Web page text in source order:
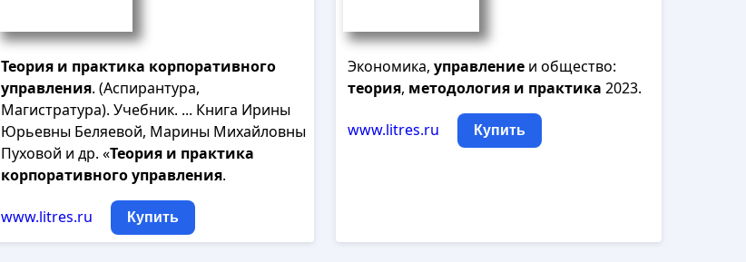
Теория и практика корпоративного
управления. (Аспирантура,
Магистратура). Учебник. ... Книга Ирины
Юрьевны Беляевой, Марины Михайловны
Пуховой и др. «Теория и практика
корпоративногоуправления.
www.litres.ru Купить
Экономика,управление и общество:
теория, методология и практика 2023.
www.litres.ru Купить